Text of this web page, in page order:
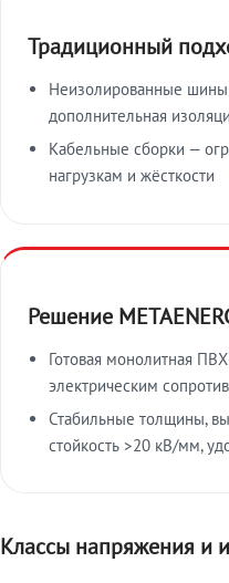
Традиционный
Неизолированные шины
дополнительная
Кабельные сборки —
нагрузкам и жёсткости
Решение
Готовая монолитная
электрическим
Стабильные толщины,
стойкость >20 кВ/мм,
Классы напряжения и